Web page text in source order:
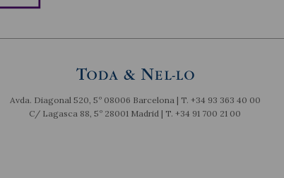
Avda. Diagonal 520, 5º 08006 Barcelona | T. +34 93 363 40 00
C/ Lagasca 88, 5º 28001 Madrid | T. +34 91 700 21 00